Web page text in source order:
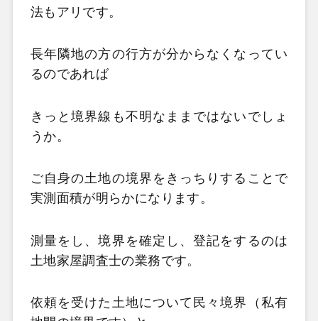
法もアリです。
長年隣地の方の行方が分からなくなってい
るのであれば
きっと境界線も不明なままではないでしょ
うか。
ご自身の土地の境界をきっちりすることで
実測面積が明らかになります。
測量をし、境界を確定し、登記をするのは
土地家屋調査士の業務です。
依頼を受けた土地について民々境界（私有